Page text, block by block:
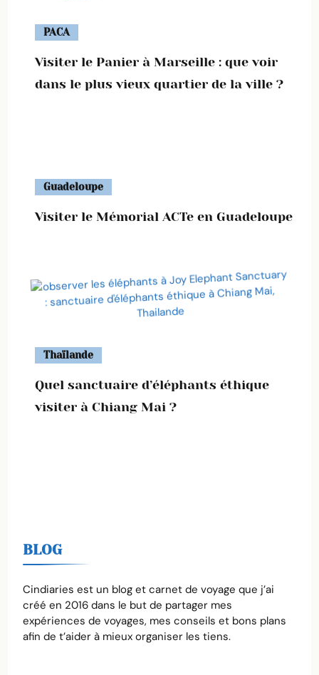
PACA
Visiter le Panier à Marseille : que voir
dans le plus vieux quartier de la ville ?
Guadeloupe
Visiter le Mémorial ACTe en Guadeloupe
Thaïlande
Quel sanctuaire d’éléphants éthique
visiter à Chiang Mai ?
BLOG
Cindiaries est un blog et carnet de voyage que j’ai
créé en 2016 dans le but de partager mes
expériences de voyages, mes conseils et bons plans
afin de t’aider à mieux organiser les tiens.